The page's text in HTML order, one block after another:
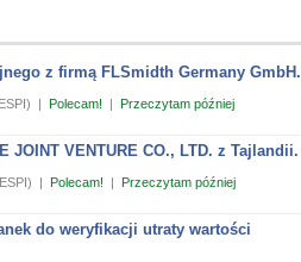
z firmą FLSmidth Germany GmbH.
Polecam! Przeczytam później
JOINT VENTURE CO., LTD. z Tajlandii.
Polecam! Przeczytam później
do weryfikacji utraty wartości